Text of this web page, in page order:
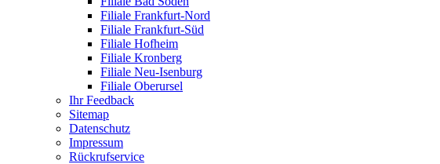
Filiale Frankfurt-Nord
Filiale Frankfurt-Süd
Filiale Hofheim
Filiale Kronberg
Filiale Neu-Isenburg
Filiale Oberursel
Ihr Feedback
Sitemap
Datenschutz
Impressum
Rückrufservice